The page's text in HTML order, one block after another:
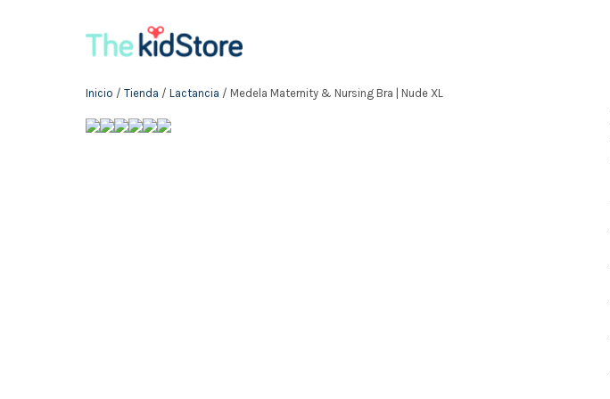
Inicio / Tienda / Lactancia / Medela Maternity & Nursing Bra | Nude XL